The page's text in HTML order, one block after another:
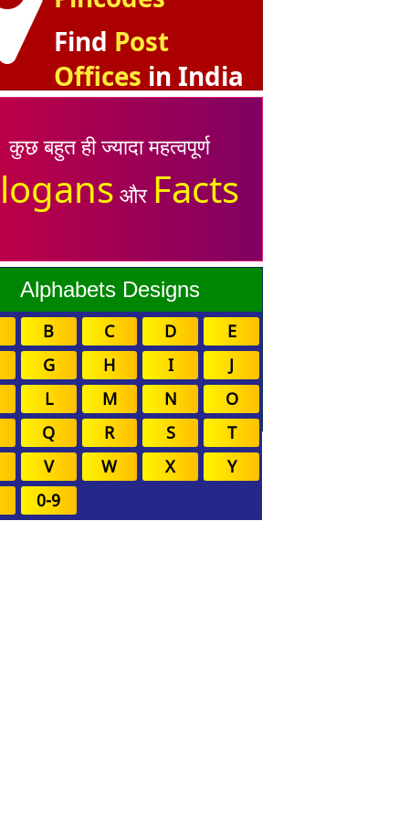
Find Post
Offices in India
कुछ बहुत ही ज्यादा महत्वपूर्ण
और Facts
Alphabets Designs
B C D
E
G H I
J
L M N
O
Q R S
T
V W X
Y
0-9